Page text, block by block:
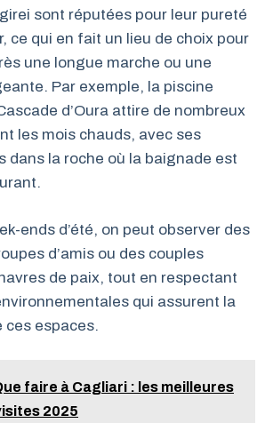
sont réputées pour leur pureté
ce qui en fait un lieu de choix pour
une longue marche ou une
Par exemple, la piscine
d’Oura attire de nombreux
les mois chauds, avec ses
dans la roche où la baignade est
ends d’été, on peut observer des
d’amis ou des couples
de paix, tout en respectant
qui assurent la
ces espaces.
faire à Cagliari : les meilleures
2025